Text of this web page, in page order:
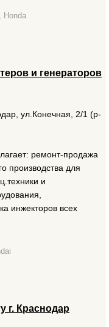
Honda
и генераторов
ул.Конечная, 2/1 (р-
ремонт-продажа
производства для
и
инжекторов всех
г. Краснодар